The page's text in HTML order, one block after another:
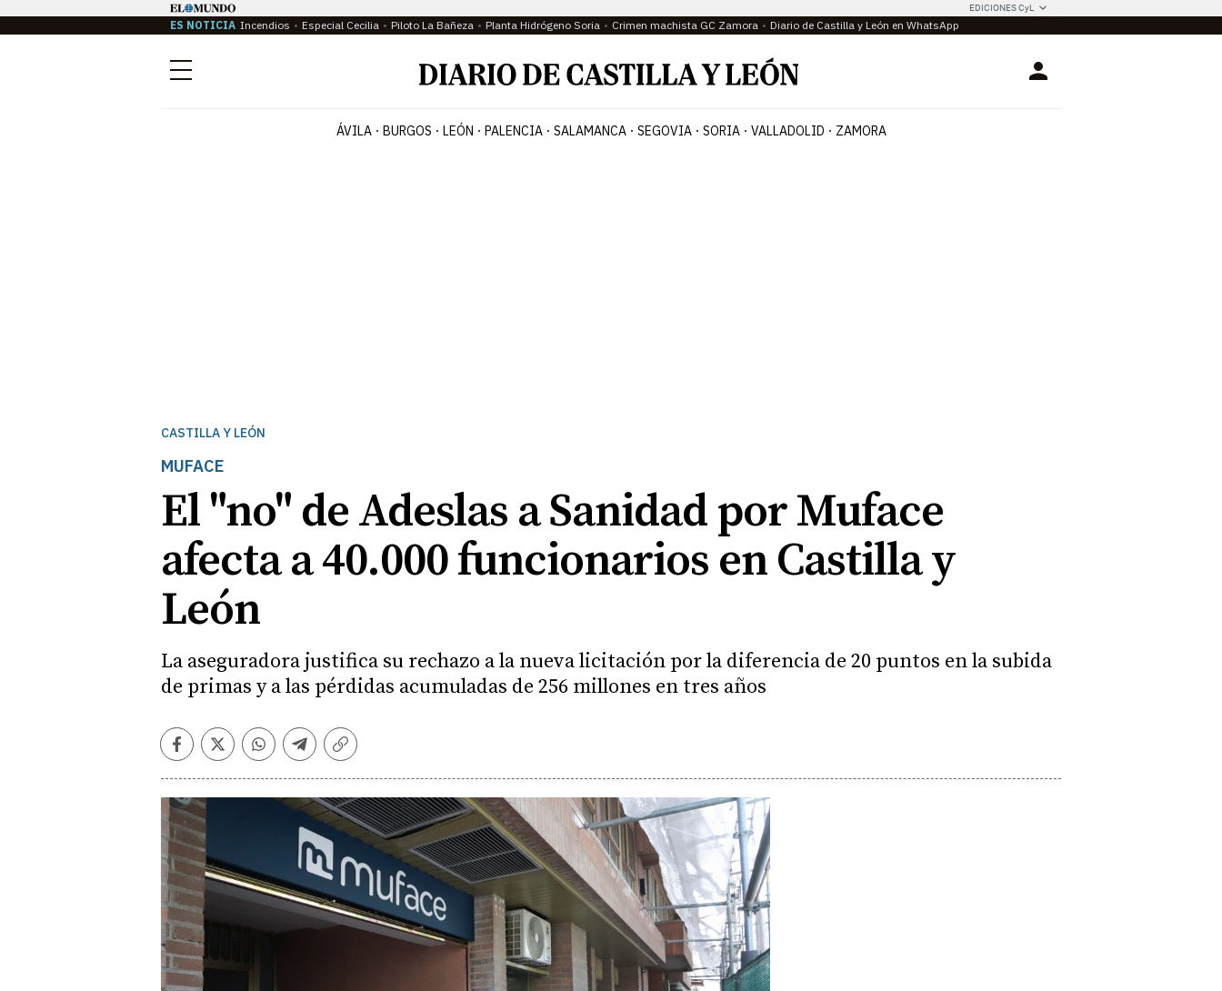
EDICIONES CyL
ES NOTICIA Incendios Especial Cecilia Piloto La Bañeza Planta Hidrógeno Soria Crimen machista GC Zamora Diario de Castilla y León en WhatsApp
Menú Login
ÁVILA BURGOS LEÓN PALENCIA SALAMANCA SEGOVIA SORIA VALLADOLID ZAMORA
CASTILLA Y LEÓN
MUFACE
El "no" de Adeslas a Sanidad por Muface
afecta a 40.000 funcionarios en Castilla y
León
La aseguradora justifica su rechazo a la nueva licitación por la diferencia de 20 puntos en la subida
de primas y a las pérdidas acumuladas de 256 millones en tres años
Facebook
TwitterWhatsapp
Telegram
Copiar